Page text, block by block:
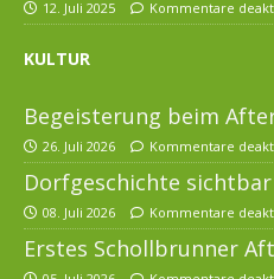
12. Juli 2025 Kommentare
KULTUR
Begeisterung beim
26. Juli 2026 Kommentare
Dorfgeschichte
08. Juli 2026 Kommentare
Erstes Schollbrunner